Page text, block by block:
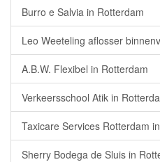
Burro e Salvia in Rotterdam
Leo Weeteling aflosser
A.B.W. Flexibel in Rotterdam
Verkeersschool Atik in
Taxicare Services Rotterdam
Sherry Bodega de Sluis in